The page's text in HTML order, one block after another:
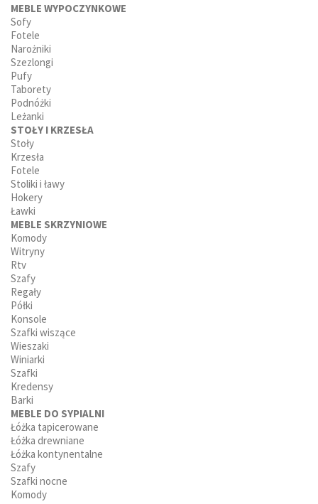
MEBLE WYPOCZYNKOWE
Sofy
Fotele
Narożniki
Szezlongi
Pufy
Taborety
Podnóżki
Leżanki
STOŁY I KRZESŁA
Stoły
Krzesła
Fotele
Stoliki i ławy
Hokery
Ławki
MEBLE SKRZYNIOWE
Komody
Witryny
Rtv
Szafy
Regały
Półki
Konsole
Szafki wiszące
Wieszaki
Winiarki
Szafki
Kredensy
Barki
MEBLE DO SYPIALNI
Łóżka tapicerowane
Łóżka drewniane
Łóżka kontynentalne
Szafy
Szafki nocne
Komody